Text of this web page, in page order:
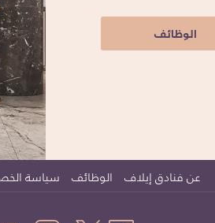
الوظائف
عن فنادق إيلاف الوظائف سياسة